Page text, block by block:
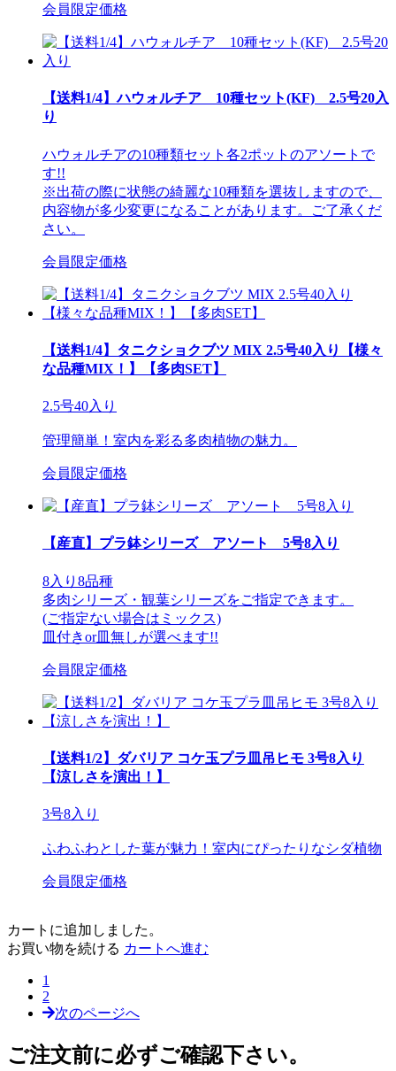
会員限定価格
【送料1/4】ハウォルチア 10種セット(KF) 2.5号20入
り
ハウォルチアの10種類セット各2ポットのアソートで
す!!
※出荷の際に状態の綺麗な10種類を選抜しますので、
内容物が多少変更になることがあります。ご了承くだ
さい。
会員限定価格
【送料1/4】タニクショクブツ MIX 2.5号40入り【様々
な品種MIX！】【多肉SET】
2.5号40入り
管理簡単！室内を彩る多肉植物の魅力。
会員限定価格
【産直】プラ鉢シリーズ アソート 5号8入り
8入り8品種
多肉シリーズ・観葉シリーズをご指定できます。
(ご指定ない場合はミックス)
皿付きor皿無しが選べます!!
会員限定価格
【送料1/2】ダバリア コケ玉プラ皿吊ヒモ 3号8入り
【涼しさを演出！】
3号8入り
ふわふわとした葉が魅力！室内にぴったりなシダ植物
会員限定価格
カートに追加しました。
お買い物を続ける カートへ進む
1
2
次のページへ
ご注文前に必ずご確認下さい。